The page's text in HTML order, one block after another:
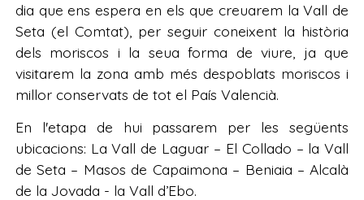
dia que ens espera en els que creuarem la Vall de
Seta (el Comtat), per seguir coneixent la història
dels moriscos i la seua forma de viure, ja que
visitarem la zona amb més despoblats moriscos i
millor conservats de tot el País Valencià.
En l'etapa de hui passarem per les següents
ubicacions: La Vall de Laguar – El Collado – la Vall
de Seta – Masos de Capaimona – Beniaia – Alcalà
de la Jovada - la Vall d’Ebo.